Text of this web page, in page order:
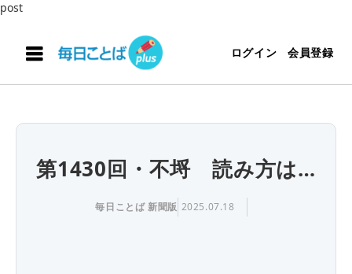
post
ログイン 会員登録
第1430回・不埒 読み方は…
毎日ことば 新聞版 2025.07.18